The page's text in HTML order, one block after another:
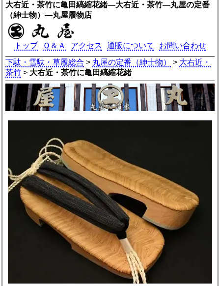
大右近・茶竹に亀田縞縮花緒―大右近・茶竹―丸屋の定番
（紳士物）―丸屋履物店
トップ Ｑ＆Ａ アクセス 通販について
お問い合わせ
下駄・雪駄・草履総合 > 丸屋の定番（紳士物） > 大右近・
茶竹 > 大右近・茶竹に亀田縞縮花緒